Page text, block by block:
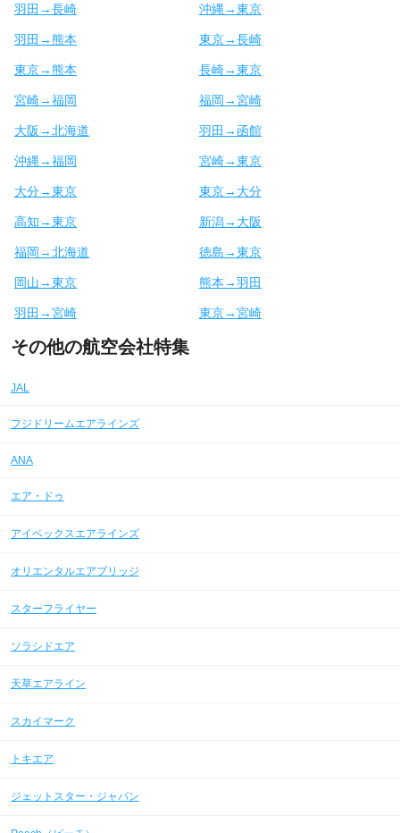
羽田→長崎 沖縄→東京
羽田→熊本 東京→長崎
東京→熊本 長崎→東京
宮崎→福岡 福岡→宮崎
大阪→北海道 羽田→函館
沖縄→福岡 宮崎→東京
大分→東京 東京→大分
高知→東京 新潟→大阪
福岡→北海道 徳島→東京
岡山→東京 熊本→羽田
羽田→宮崎 東京→宮崎
その他の航空会社特集
JAL
フジドリームエアラインズ
ANA
エア・ドゥ
アイベックスエアラインズ
オリエンタルエアブリッジ
スターフライヤー
ソラシドエア
天草エアライン
スカイマーク
トキエア
ジェットスター・ジャパン